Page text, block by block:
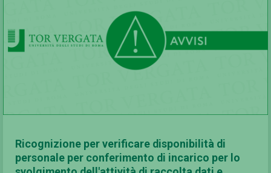
Ricognizione per verificare disponibilità di
personale per conferimento di incarico per lo